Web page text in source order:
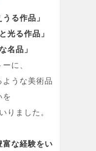
る作品」
光る作品」
名品」
に、
ような美術品
を
りました。
富な経験をい